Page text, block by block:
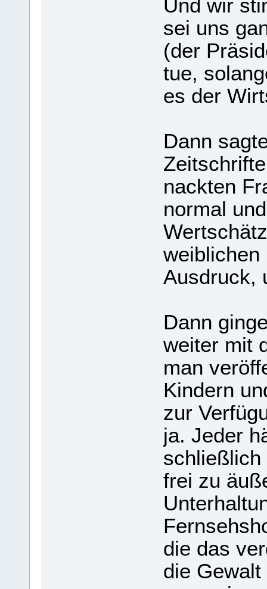
Und wir
sei uns
(der
tue,
es der
Dann
nackten
normal
weiblichen
Ausdruck,
Dann
weiter mit
man
Kindern
zur
ja. Jeder
schließlich
frei zu
die das
die